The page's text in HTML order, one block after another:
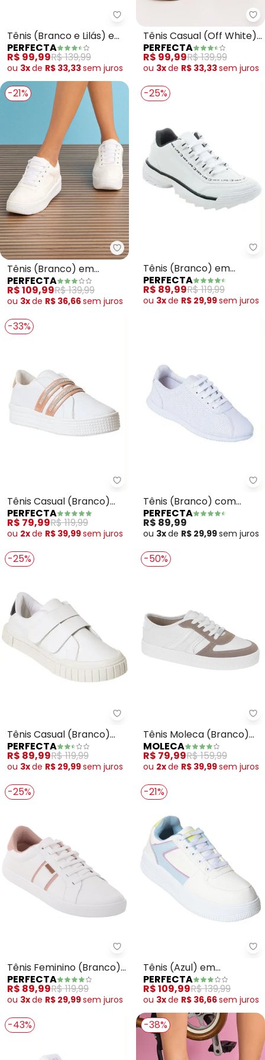
Perfecta - Tênis (Branco e
Tênis (Branco e Lilás) em
Sintético
PERFECTA
R$ 99,99R$ 139,99
ou 3xde R$ 33,33sem juros
Tênis Casual (Off White)
em Sintético e Camurça
PERFECTA
R$ 99,99R$ 139,99
ou 3xde R$ 33,33sem juros
-21%
Perfecta - Tênis (Branco) em
Tênis (Branco) em
Sintético
PERFECTA
R$ 109,99R$ 139,99
ou 3xde R$ 36,66sem juros
-25%
Tênis (Branco) em
Sintético
PERFECTA
R$ 89,99R$ 119,99
ou 3xde R$ 29,99sem juros
-33%
Perfecta - Tênis Casual
Tênis Casual (Branco)
com Detalhe em Strass
PERFECTA
R$ 79,99R$ 119,99
ou 2xde R$ 39,99sem juros
Tênis (Branco) com
Perfuros
PERFECTA
R$ 89,99
ou 3xde R$ 29,99sem juros
-25%
Perfecta - Tênis Casual
Tênis Casual (Branco)
com Velcro Duplo
PERFECTA
R$ 89,99R$ 119,99
ou 3xde R$ 29,99sem juros
-50%
Tênis Moleca (Branco)
em Sintético
MOLECA
R$ 79,99R$ 159,99
ou 2xde R$ 39,99sem juros
-25%
Perfecta - Tênis Feminino
Tênis Feminino (Branco)
com Cadarço em
Elástico
PERFECTA
R$ 89,99R$ 119,99
ou 3xde R$ 29,99sem juros
-21%
Tênis (Azul) em
Sisntético
PERFECTA
R$ 109,99R$ 139,99
ou 3xde R$ 36,66sem juros
-43% -38%